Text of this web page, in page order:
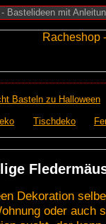
Bastelideen mit
Basteln zu Halloween
Tischdeko
Dekoration
oder auch